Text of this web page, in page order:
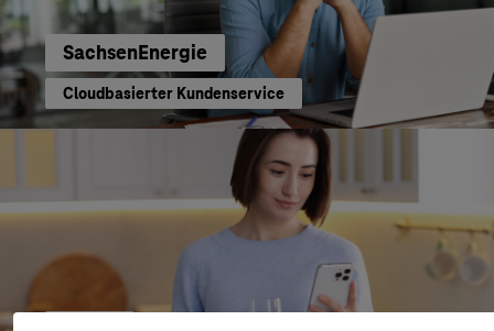
SachsenEnergie
Cloudbasierter Kundenservice